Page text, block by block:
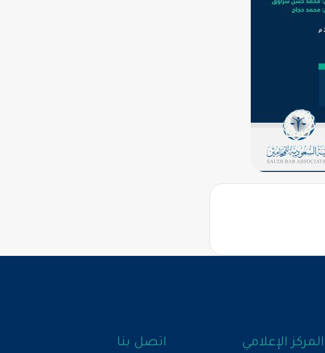
المركز الإعلامي اتصل بنا